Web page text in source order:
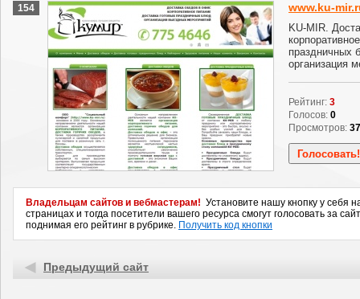
154 www.ku-
KU-MIR.
праздничных
организация
Рейтинг: 3
Голосов: 0
Просмотров:
Владельцам сайтов и вебмастерам! Установите нашу кнопку у себя
страницах и тогда посетители вашего ресурса смогут голосовать за
поднимая его рейтинг в рубрике. Получить код кнопки
Предыдущий сайт